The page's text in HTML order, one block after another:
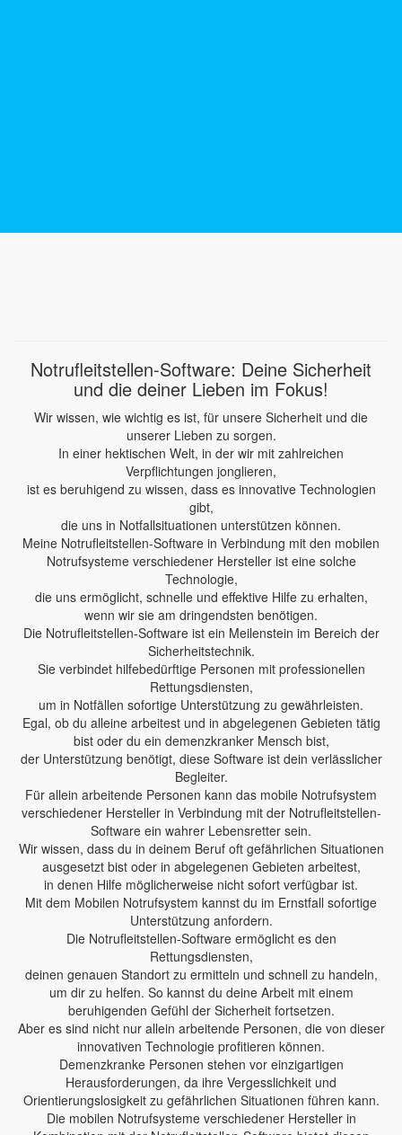
Notrufleitstellen-Software: Deine Sicherheit
und die deiner Lieben im Fokus!
Wir wissen, wie wichtig es ist, für unsere Sicherheit und die
unserer Lieben zu sorgen.
In einer hektischen Welt, in der wir mit zahlreichen
Verpflichtungen jonglieren,
ist es beruhigend zu wissen, dass es innovative Technologien
gibt,
die uns in Notfallsituationen unterstützen können.
Meine Notrufleitstellen-Software in Verbindung mit den mobilen
Notrufsysteme verschiedener Hersteller ist eine solche
Technologie,
die uns ermöglicht, schnelle und effektive Hilfe zu erhalten,
wenn wir sie am dringendsten benötigen.
Die Notrufleitstellen-Software ist ein Meilenstein im Bereich der
Sicherheitstechnik.
Sie verbindet hilfebedürftige Personen mit professionellen
Rettungsdiensten,
um in Notfällen sofortige Unterstützung zu gewährleisten.
Egal, ob du alleine arbeitest und in abgelegenen Gebieten tätig
bist oder du ein demenzkranker Mensch bist,
der Unterstützung benötigt, diese Software ist dein verlässlicher
Begleiter.
Für allein arbeitende Personen kann das mobile Notrufsystem
verschiedener Hersteller in Verbindung mit der Notrufleitstellen-
Software ein wahrer Lebensretter sein.
Wir wissen, dass du in deinem Beruf oft gefährlichen Situationen
ausgesetzt bist oder in abgelegenen Gebieten arbeitest,
in denen Hilfe möglicherweise nicht sofort verfügbar ist.
Mit dem Mobilen Notrufsystem kannst du im Ernstfall sofortige
Unterstützung anfordern.
Die Notrufleitstellen-Software ermöglicht es den
Rettungsdiensten,
deinen genauen Standort zu ermitteln und schnell zu handeln,
um dir zu helfen. So kannst du deine Arbeit mit einem
beruhigenden Gefühl der Sicherheit fortsetzen.
Aber es sind nicht nur allein arbeitende Personen, die von dieser
innovativen Technologie profitieren können.
Demenzkranke Personen stehen vor einzigartigen
Herausforderungen, da ihre Vergesslichkeit und
Orientierungslosigkeit zu gefährlichen Situationen führen kann.
Die mobilen Notrufsysteme verschiedener Hersteller in